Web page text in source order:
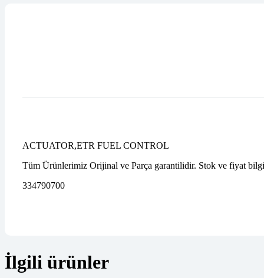
ACTUATOR,ETR FUEL CONTROL
Tüm Ürünlerimiz Orijinal ve Parça garantilidir. Stok ve fiyat
334790700
İlgili ürünler